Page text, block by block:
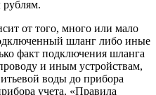
рублям.
от того, много или мало
шланг либо иные
факт подключения шланга
и иным устройствам,
воды до прибора
учета. «Правила